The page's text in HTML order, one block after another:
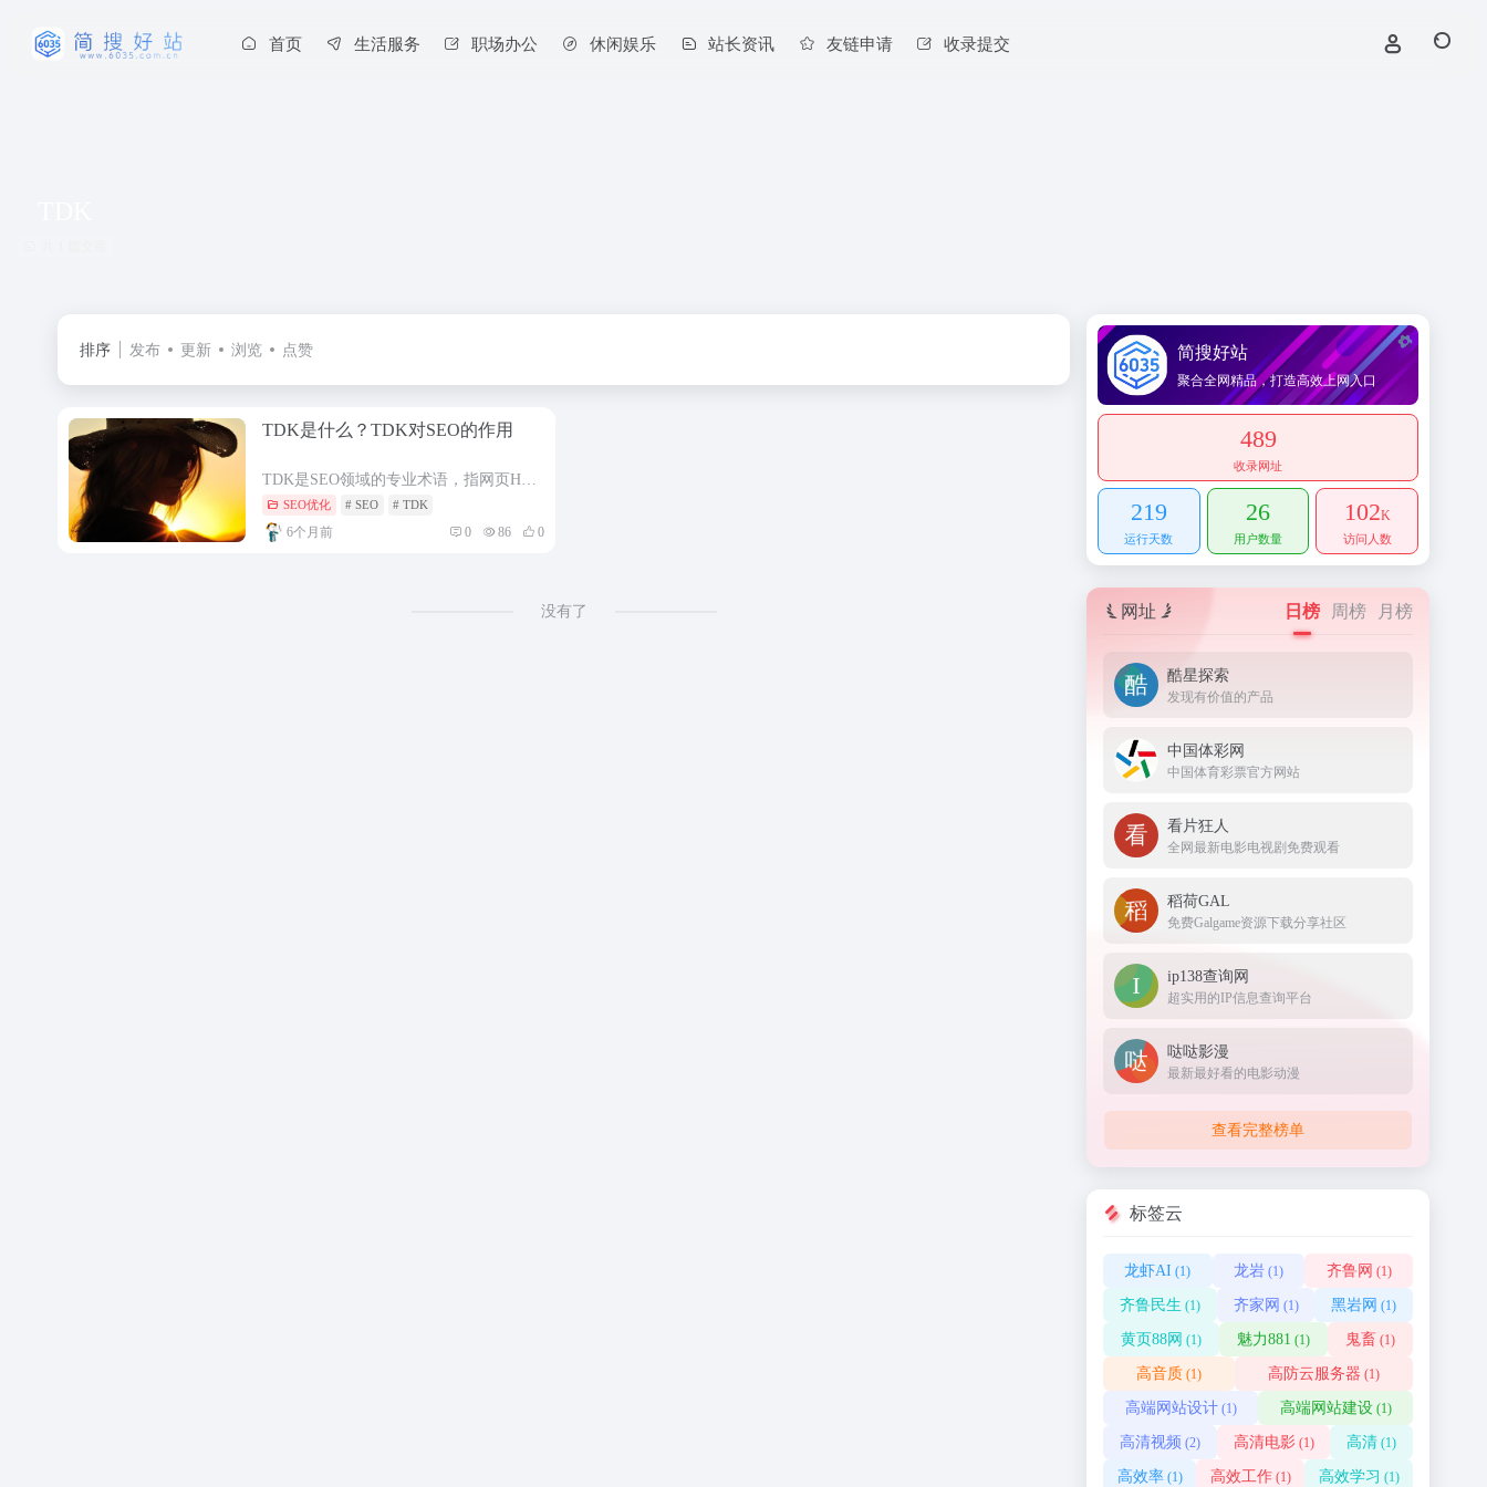
首页 生活服务 职场办公 休闲娱乐 站长资讯 友链申请 收录提交
排序 发布 更新 浏览 点赞
TDK是什么？TDK对SEO的作用
TDK是SEO领域的专业术语，指网页HTML代码中三个核心元标签的缩写： T = Title（标题标签） D = Description（描述标签） K = Keywords（关键词标签） 1. TD...
SEO优化 # SEO # TDK
6个月前 0 86 0
没有了
简搜好站
聚合全网精品，打造高效上网入口
489
收录网址
219
运行天数
26
用户数量
102K
访问人数
网址 日榜 周榜 月榜
酷星探索
发现有价值的产品
中国体彩网
中国体育彩票官方网站
看片狂人
全网最新电影电视剧免费观看
稻荷GAL
免费Galgame资源下载分享社区
ip138查询网
超实用的IP信息查询平台
哒哒影漫
最新最好看的电影动漫
查看完整榜单
标签云
龙虾AI (1) 龙岩 (1) 齐鲁网 (1)
齐鲁民生 (1) 齐家网 (1) 黑岩网 (1)
黄页88网 (1) 魅力881 (1) 鬼畜 (1)
高音质 (1) 高防云服务器 (1)
高端网站设计(1) 高端网站建设(1)
高清视频 (2) 高清电影(1) 高清 (1)
高效率(1) 高效工作(1) 高效学习 (1)